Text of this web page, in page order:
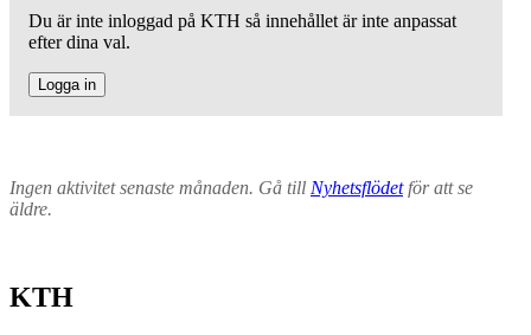
Du är inte inloggad på KTH så innehållet är inte anpassat
efter dina val.
Logga in
Ingen aktivitet senaste månaden. Gå till Nyhetsflödetför att se
äldre.
KTH